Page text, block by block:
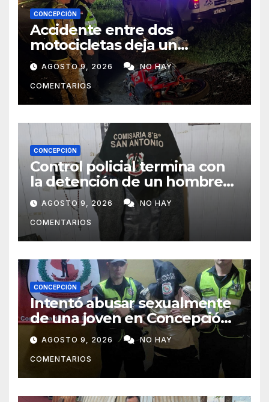
CONCEPCIÓN
Accidente entre dos
motocicletas deja un
fallecido y dos heridos en Yby
Yaú
AGOSTO 9, 2026 NO HAY
COMENTARIOS
CONCEPCIÓN
Control policial termina con
la detención de un hombre
requerido por la justicia
AGOSTO 9, 2026 NO HAY
COMENTARIOS
CONCEPCIÓN
Intentó abusar sexualmente
de una joven en Concepción
y fue aprehendido
AGOSTO 9, 2026 NO HAY
COMENTARIOS